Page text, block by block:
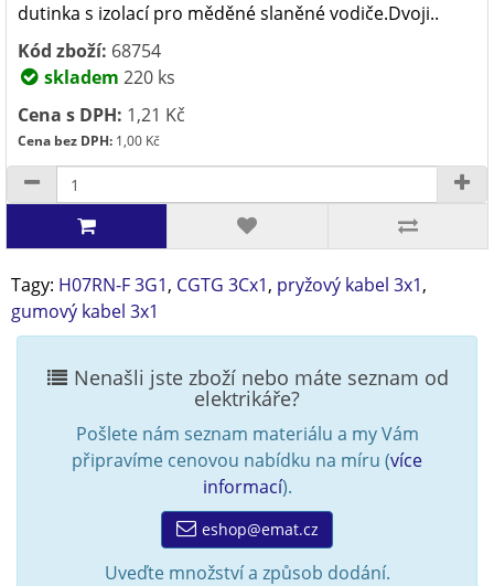
dutinka s izolací pro měděné slaněné vodiče.Dvoji..
Kód zboží: 68754
skladem 220 ks
Cena s DPH: 1,21 Kč
Cena bez DPH: 1,00 Kč
Tagy: H07RN-F 3G1, CGTG 3Cx1, pryžový kabel 3x1,
gumový kabel 3x1
Nenašli jste zboží nebo máte seznam od
elektrikáře?
Pošlete nám seznam materiálu a my Vám
připravíme cenovou nabídku na míru (více
informací).
eshop@emat.cz
Uveďte množství a způsob dodání.